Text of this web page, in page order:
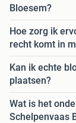
Bloesem?
Hoe zorg ik
recht komt in
Kan ik echte
plaatsen?
Wat is het
Schelpenvaas